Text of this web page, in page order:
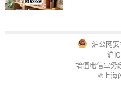
沪公网
沪
增值电信业务
©上海